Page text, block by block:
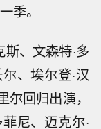
季。
、文森特·多
、埃尔登·汉
尔回归出演，
尼、迈克尔·